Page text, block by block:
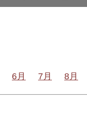
6月 7月 8月